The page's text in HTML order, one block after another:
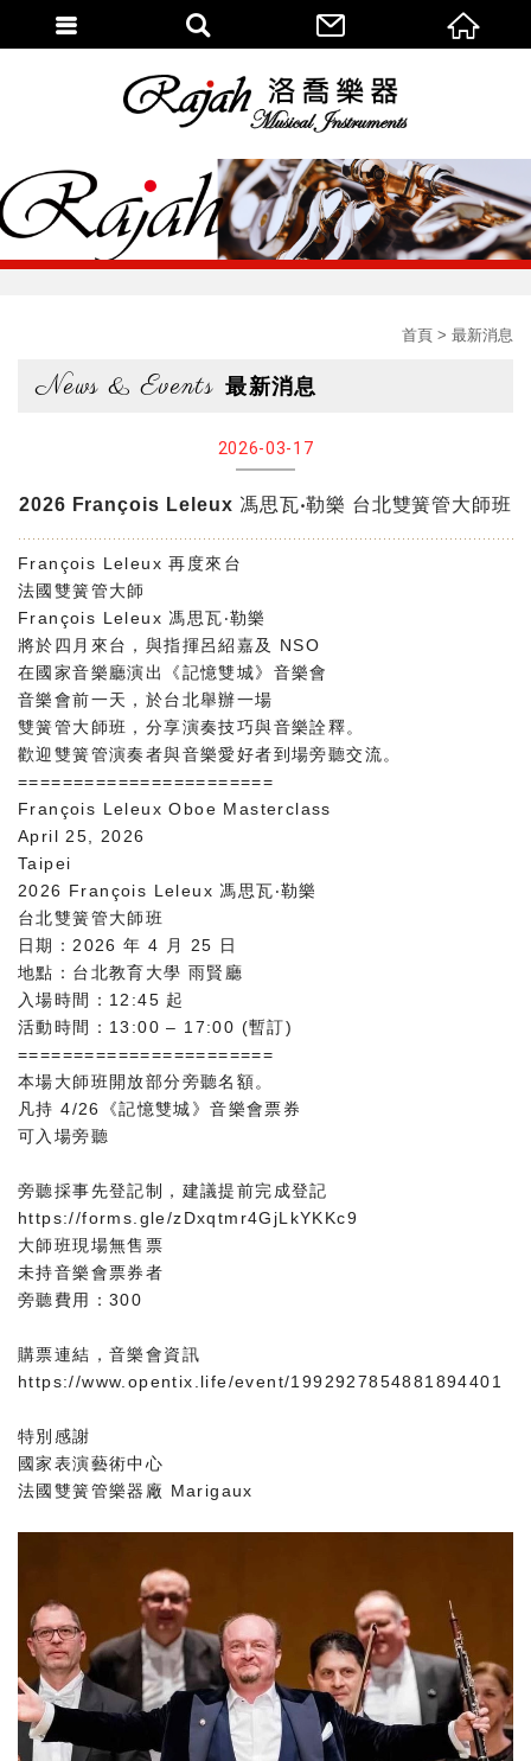
首頁 最新消息
News & Events 最新消息
2026-03-17
2026 François Leleux 馮思瓦‧勒樂 台北雙簧管大師班
François Leleux 再度來台
法國雙簧管大師
François Leleux 馮思瓦‧勒樂
將於四月來台，與指揮呂紹嘉及 NSO
在國家音樂廳演出《記憶雙城》音樂會
音樂會前一天，於台北舉辦一場
雙簧管大師班，分享演奏技巧與音樂詮釋。
歡迎雙簧管演奏者與音樂愛好者到場旁聽交流。
=======================
François Leleux Oboe Masterclass
April 25, 2026
Taipei
2026 François Leleux 馮思瓦‧勒樂
台北雙簧管大師班
日期：2026 年 4 月 25 日
地點：台北教育大學 雨賢廳
入場時間：12:45 起
活動時間：13:00 – 17:00 (暫訂)
=======================
本場大師班開放部分旁聽名額。
凡持 4/26《記憶雙城》音樂會票券
可入場旁聽
旁聽採事先登記制，建議提前完成登記
https://forms.gle/zDxqtmr4GjLkYKKc9
大師班現場無售票
未持音樂會票券者
旁聽費用：300
購票連結，音樂會資訊
https://www.opentix.life/event/1992927854881894401
特別感謝
國家表演藝術中心
法國雙簧管樂器廠 Marigaux